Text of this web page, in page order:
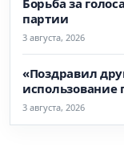
партии
3 августа, 2026
«Поздравил
использование
3 августа, 2026